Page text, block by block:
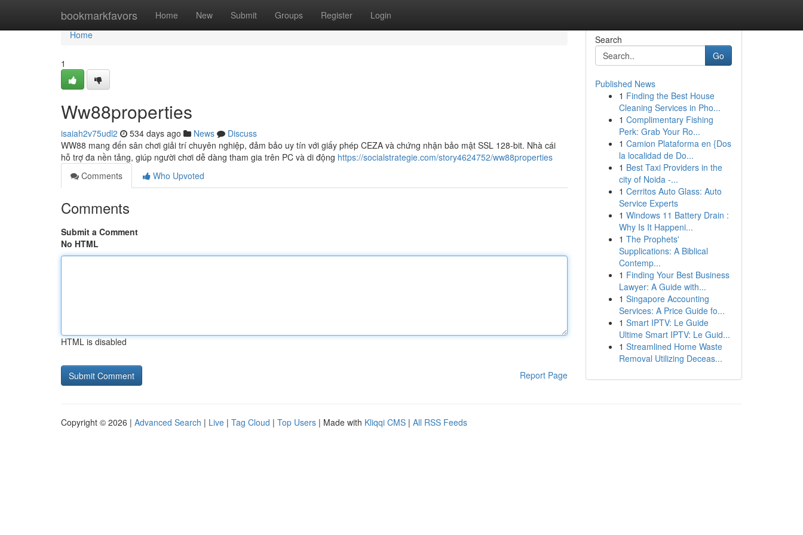
bookmarkfavors Home New Submit Groups Register Login
Home
Home
1
Ww88properties
isaiah2v75udl2 534 days ago News
Discuss
WW88 mang đến sân chơi giải trí chuyên nghiệp, đảm bảo uy tín với giấy phép CEZA và chứng nhận bảo mật SSL 128-bit. Nhà cái
hỗ trợ đa nền tảng, giúp người chơi dễ dàng tham gia trên PC và di động https://socialstrategie.com/story4624752/ww88properties
Comments
Who Upvoted
Comments
Submit a Comment
No HTML
HTML is disabled
Report Page
Search
Go
Published News
1 Finding the Best House
Cleaning Services in Pho...
1 Complimentary Fishing
Perk: Grab Your Ro...
1 Camion Plataforma en {Dos
la localidad de Do...
1 Best Taxi Providers in the
city of Noida -...
1 Cerritos Auto Glass: Auto
Service Experts
1 Windows 11 Battery Drain :
Why Is It Happeni...
1 The Prophets'
Supplications: A Biblical
Contemp...
1 Finding Your Best Business
Lawyer: A Guide with...
1 Singapore Accounting
Services: A Price Guide fo...
1 Smart IPTV: Le Guide
Ultime Smart IPTV: Le Guid...
1 Streamlined Home Waste
Removal Utilizing Deceas...
Copyright © 2026 | Advanced Search | Live | Tag Cloud | Top Users | Made with Kliqqi CMS | All RSS Feeds